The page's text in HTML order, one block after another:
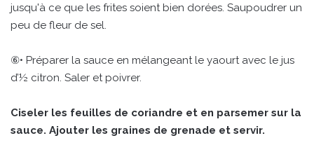
jusqu'à ce que les frites soient bien dorées. Saupoudrer un
peu de fleur de sel.
⑥• Préparer la sauce en mélangeant le yaourt avec le jus
d’½ citron. Saler et poivrer.
Ciseler les feuilles de coriandre et en parsemer sur la
sauce. Ajouter les graines de grenade et servir.